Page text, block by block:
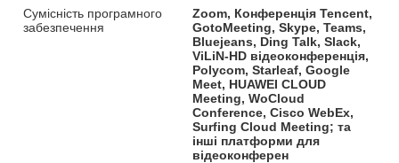
Сумісність програмного
забезпечення
Zoom, Конференція Tencent,
GotoMeeting, Skype, Teams,
Bluejeans, Ding Talk, Slack,
ViLiN-HD відеоконференція,
Polycom, Starleaf, Google
Meet, HUAWEI CLOUD
Meeting, WoCloud
Conference, Cisco WebEx,
Surfing Cloud Meeting; та
інші платформи для
відеоконферен